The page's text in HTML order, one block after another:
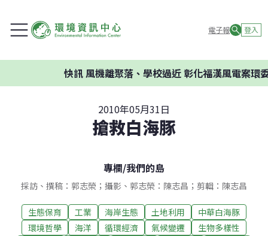
電子報 登入
風機離聚落、學校過近 彰化福漢風電案環委建議
2010年05月31日
搶救白海豚
專欄/我們的島
採訪、撰稿：郭志榮；攝影、郭志榮：陳志昌；剪輯：陳志昌
生態保育 工業 海岸生態 土地利用
中華白海豚
環境哲學
海洋 循環經濟 氣候變遷
生物多樣性